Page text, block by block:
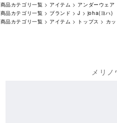
商品カテゴリ一覧 > アイテム > アンダーウェア
商品カテゴリ一覧 > ブランド >J > joha(ヨハ)
商品カテゴリ一覧 > アイテム > トップス > カ
メリ